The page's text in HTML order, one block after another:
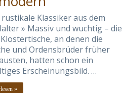
rustikale Klassiker aus dem
» Massiv und wuchtig – die
an denen die
und Ordensbrüder früher
hatten schon ein
Erscheinungsbild. …
»